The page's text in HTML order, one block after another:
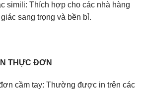
simili: Thích hợp cho các nhà hàng
sang trọng và bền bỉ.
THỰC ĐƠN
cầm tay: Thường được in trên các